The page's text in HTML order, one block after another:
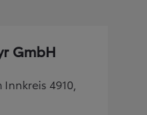
GmbH
4910,